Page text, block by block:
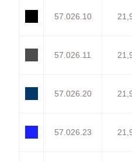
57.026.10
57.026.11
57.026.20
57.026.23